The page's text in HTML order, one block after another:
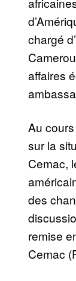
chargé
affaires
Au
sur la
Cemac,
des
remise
Cemac